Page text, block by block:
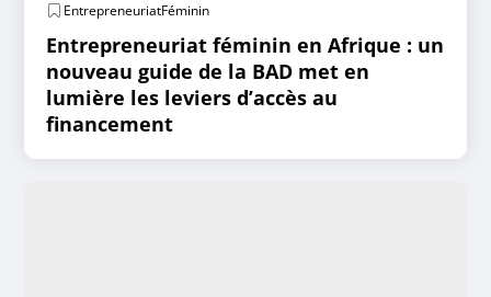
EntrepreneuriatFéminin
Entrepreneuriat féminin en Afrique : un
nouveau guide de la BAD met en
lumière les leviers d’accès au
financement